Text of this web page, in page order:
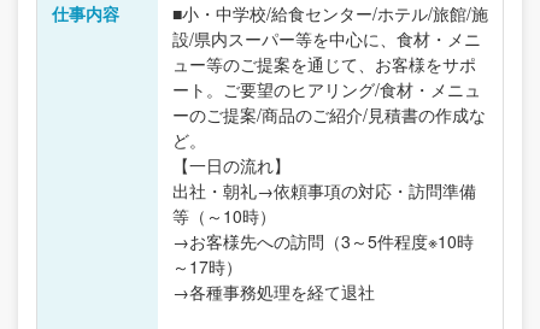
仕事内容
■小・中学校/給食センター/ホテル/旅館/施
設/県内スーパー等を中心に、食材・メニ
ュー等のご提案を通じて、お客様をサポ
ート。ご要望のヒアリング/食材・メニュ
ーのご提案/商品のご紹介/見積書の作成な
ど。
【一日の流れ】
出社・朝礼→依頼事項の対応・訪問準備
等（～10時）
→お客様先への訪問（3～5件程度※10時
～17時）
→各種事務処理を経て退社